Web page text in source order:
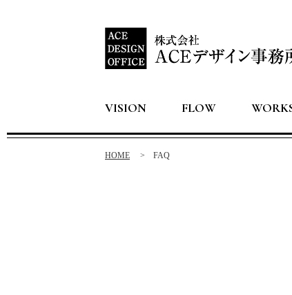
VISION FLOW
HOME FAQ